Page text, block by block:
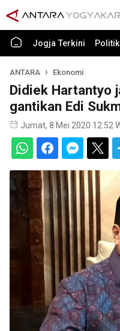
Jogja Terkini Politik
ANTARA Ekonomi
Didiek Hartantyo
gantikan Edi
Jumat, 8 Mei 2020 12:52